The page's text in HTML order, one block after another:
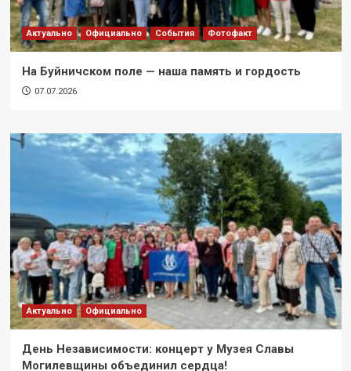
Актуально Официально События Фотофакт
На Буйничском поле — наша память и гордость
07.07.2026
Актуально Официально
День Независимости: концерт у Музея Славы
Могилевщины объединил сердца!